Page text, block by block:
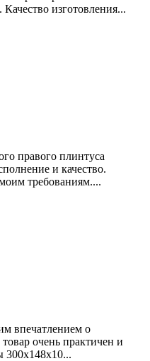
изготовления...
правого плинтуса
и качество.
требованиям....
впечатлением о
очень практичен и
300х148х10...